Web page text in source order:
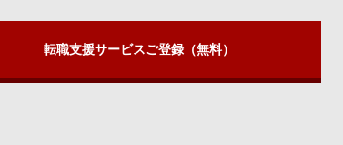
転職支援サービスご登録（無料）